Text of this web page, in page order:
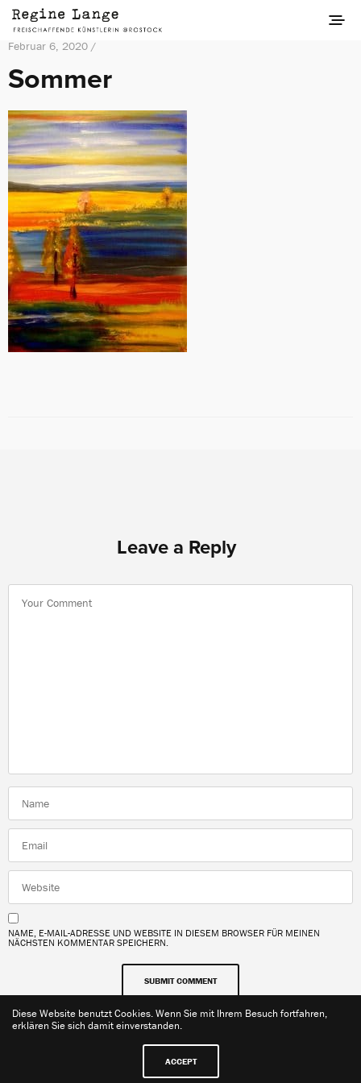
Februar 6, 2020 /
Sommer
Leave a Reply
NAME, E-MAIL-ADRESSE UND WEBSITE IN DIESEM BROWSER FÜR MEINEN
NÄCHSTEN KOMMENTAR SPEICHERN.
Impressum Datenschutzerklärung
Diese Website benutzt Cookies. Wenn Sie mit Ihrem Besuch fortfahren,
erklären Sie sich damit einverstanden.
ACCEPT